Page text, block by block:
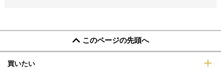
このページの先頭へ
買いたい